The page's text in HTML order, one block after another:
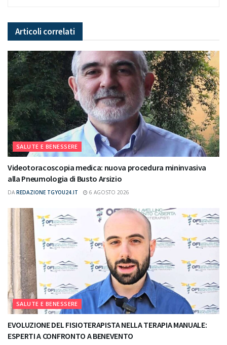
Articoli correlati
SALUTE E BENESSERE
Videotoracoscopia medica: nuova procedura mininvasiva
alla Pneumologia di Busto Arsizio
DA REDAZIONE TGYOU24.IT 6 AGOSTO 2026
SALUTE E BENESSERE
EVOLUZIONE DEL FISIOTERAPISTA NELLA TERAPIA MANUALE:
ESPERTI A CONFRONTO A BENEVENTO